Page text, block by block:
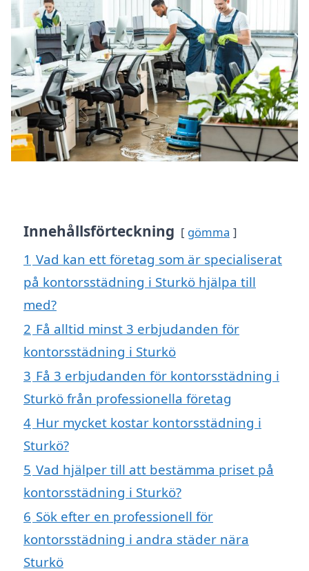
Innehållsförteckning gömma
1 Vad kan ett företag som är specialiserat
på kontorsstädning i Sturkö hjälpa till
med?
2 Få alltid minst 3 erbjudanden för
kontorsstädning i Sturkö
3 Få 3 erbjudanden för kontorsstädning i
Sturkö från professionella företag
4 Hur mycket kostar kontorsstädning i
Sturkö?
5 Vad hjälper till att bestämma priset på
kontorsstädning i Sturkö?
6 Sök efter en professionell för
kontorsstädning i andra städer nära
Sturkö